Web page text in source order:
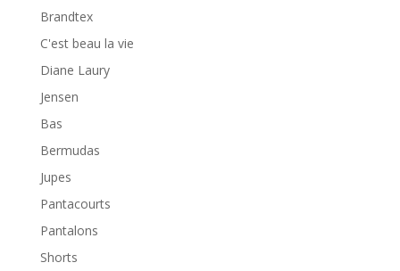
Brandtex
C'est beau la vie
Diane Laury
Jensen
Bas
Bermudas
Jupes
Pantacourts
Pantalons
Shorts